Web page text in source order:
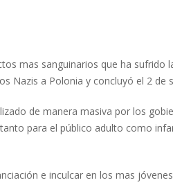
mas sanguinarios que ha sufrido
Nazis a Polonia y concluyó el 2 de
de manera masiva por los
para el público adulto como
e inculcar en los mas